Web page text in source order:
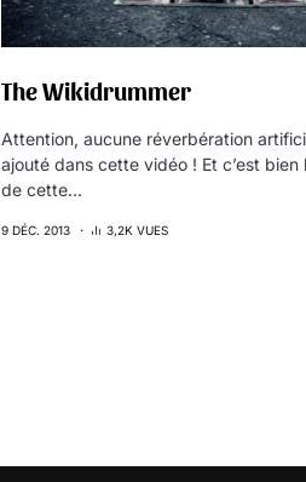
The Wikidrummer
Attention, aucune réverbération
ajouté dans cette vidéo ! Et c’est bien
de cette…
9 DÉC. 2013 3,2K VUES